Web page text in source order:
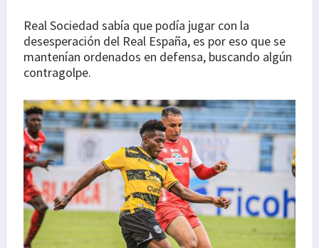
Real Sociedad sabía que podía jugar con la
desesperación del Real España, es por eso que se
mantenían ordenados en defensa, buscando algún
contragolpe.